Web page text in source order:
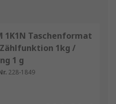
1K1N Taschenformat
1kg /
1 g
228-1849